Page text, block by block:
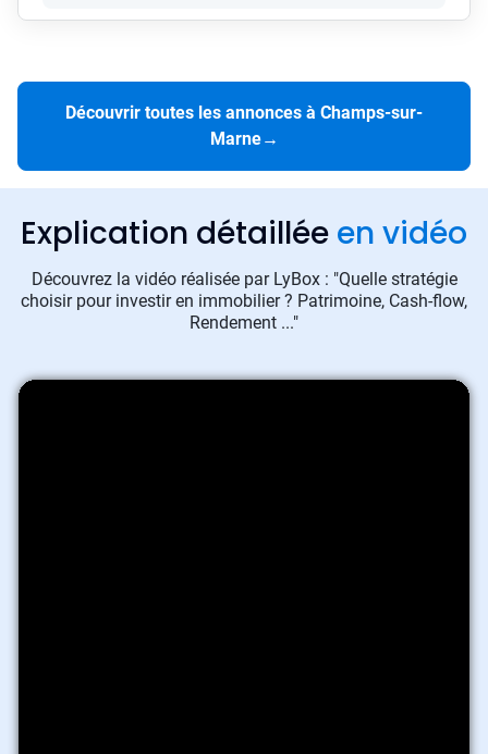
Découvrir toutes les annonces à Champs-sur-
Marne→
Explication détaillée en vidéo
Découvrez la vidéo réalisée par LyBox : "Quelle stratégie
choisir pour investir en immobilier ? Patrimoine, Cash-flow,
Rendement ..."